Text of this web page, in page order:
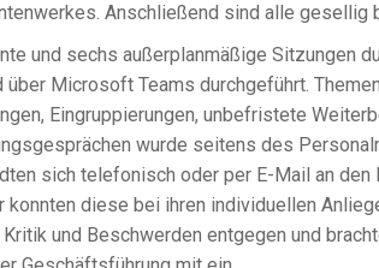
Anschließend sind alle gesellig
und sechs außerplanmäßige Sitzungen
Microsoft Teams durchgeführt.
Eingruppierungen, unbefristete
wurde seitens des
sich telefonisch oder per E-Mail an den
diese bei ihren individuellen
Kritik und Beschwerden entgegen und